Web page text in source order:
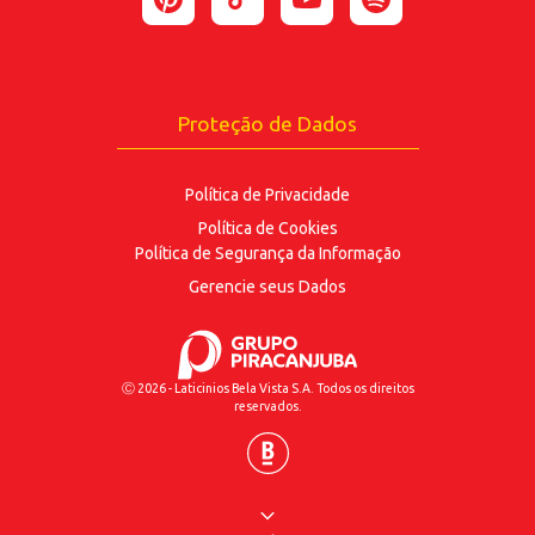
ENVIAR
Proteção de Dados
Política de Privacidade
Política de Cookies
Política de Segurança da Informação
Gerencie seus Dados
Ⓒ 2026 - Laticinios Bela Vista S.A. Todos os direitos
reservados.